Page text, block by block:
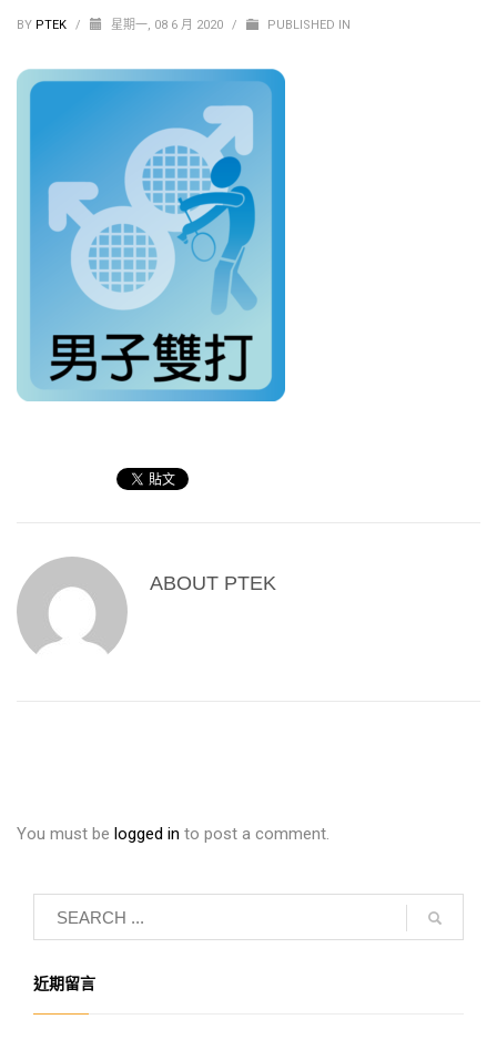
BY PTEK / 星期一, 08 6 月 2020 / PUBLISHED IN
ABOUT PTEK
You must be logged in to post a comment.
近期留言